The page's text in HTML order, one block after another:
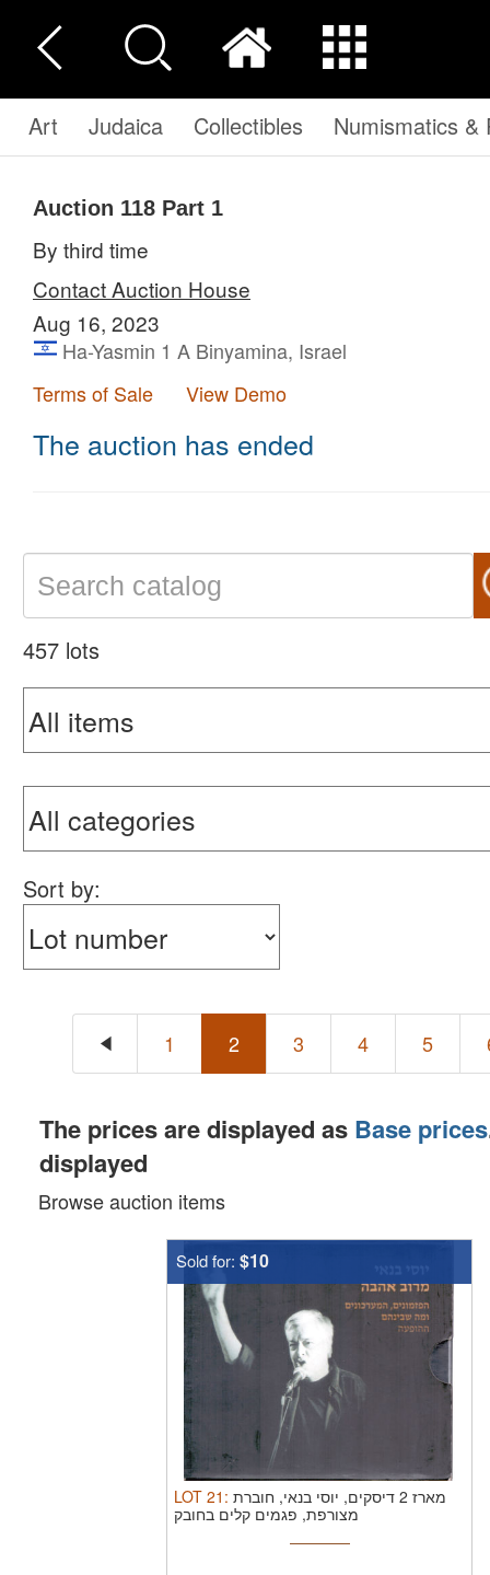
Art Judaica Collectibles Numismatics &
Auction 118 Part 1
By third time
Contact Auction House
Aug 16, 2023
Ha-Yasmin 1 A Binyamina, Israel
Terms of Sale
View Demo
The auction has ended
457 lots
Sort by:
1 2 3 4 5
The prices are displayed as Base prices
displayed
Browse auction items
Sold for: $10
LOT 21 : מארז 2 דיסקים, יוסי בנאי, חוברת
מצורפת, פגמים קלים בחובק